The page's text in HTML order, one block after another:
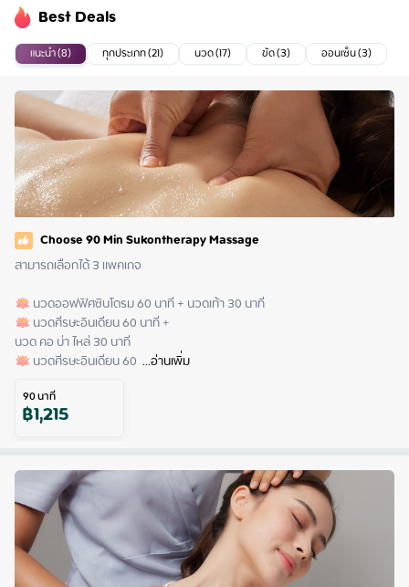
Best Deals
แนะนำ (8) ทุกประเภท (21) นวด (17) ขัด (3) ออนเซ็น (3)
Choose 90 Min Sukontherapy Massage
สามารถเลือกได้ 3 แพคเกจ
🪷 นวดออฟฟิศซินโดรม 60 นาที + นวดเท้า 30 นาที
🪷 นวดศีรษะอินเดียน 60 นาที +
นวด คอ บ่า ไหล่ 30 นาที
🪷 นวดศีรษะอินเดียน 60 ...อ่านเพิ่ม
90นาที
฿1,215